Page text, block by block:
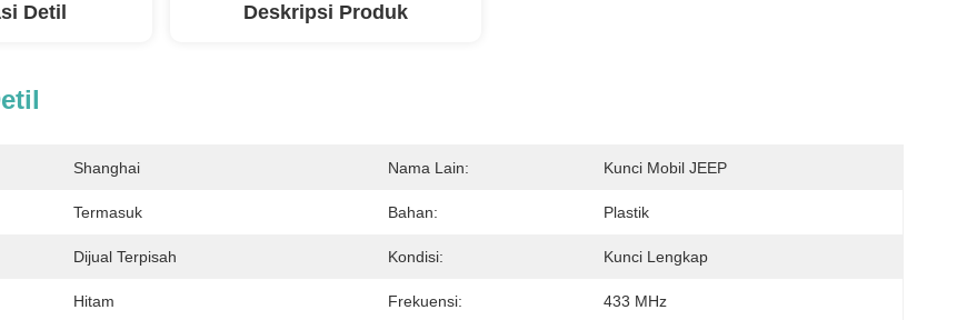
Detil Deskripsi Produk
Shanghai Nama Lain: Kunci Mobil JEEP
Termasuk Bahan: Plastik
Dijual Terpisah Kondisi: Kunci Lengkap
Hitam Frekuensi: 433 MHz